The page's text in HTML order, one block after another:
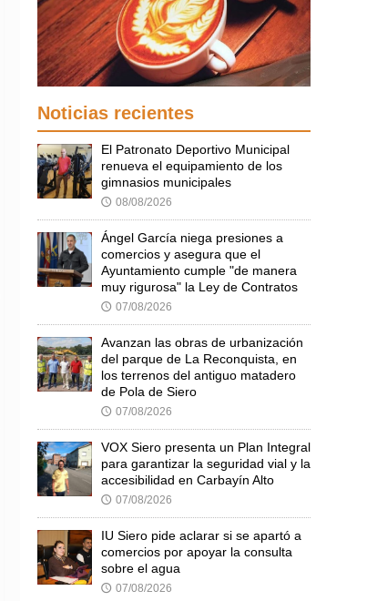
Noticias recientes
El Patronato Deportivo Municipal
renueva el equipamiento de los
gimnasios municipales
🕔 08/08/2026
Ángel García niega presiones a
comercios y asegura que el
Ayuntamiento cumple "de manera
muy rigurosa" la Ley de Contratos
🕔 07/08/2026
Avanzan las obras de urbanización
del parque de La Reconquista, en
los terrenos del antiguo matadero
de Pola de Siero
🕔 07/08/2026
VOX Siero presenta un Plan Integral
para garantizar la seguridad vial y la
accesibilidad en Carbayín Alto
🕔 07/08/2026
IU Siero pide aclarar si se apartó a
comercios por apoyar la consulta
sobre el agua
🕔 07/08/2026